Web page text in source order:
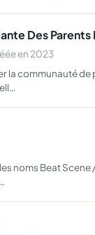
Des
en 2023
la communauté
noms Beat